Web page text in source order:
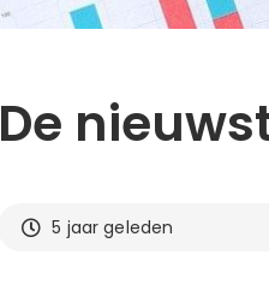
De
5 jaar geleden